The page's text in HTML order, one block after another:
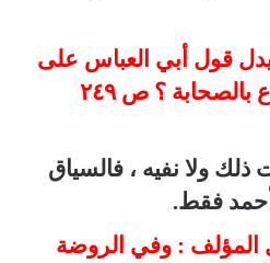
43: ألا يدل قول أبي العباس على
؟ ص ٢٤٩
ذلك ولا نفيه ، فالسياق
فقط.
44: قال المؤلف : وفي الروضة